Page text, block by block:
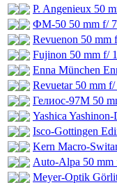
P. Angenieux 50
ФМ-50 50 mm f/ 7
Revuenon 50 mm
Fujinon 50 mm f/
Enna München
Revuetar 50 mm
Гелиос-97М 50
Yashica
Isco-Gottingen
Kern Macro-
Auto-Alpa 50
Meyer-Optik